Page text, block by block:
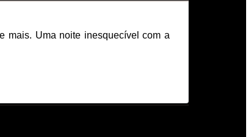
mais. Uma noite inesquecível com a